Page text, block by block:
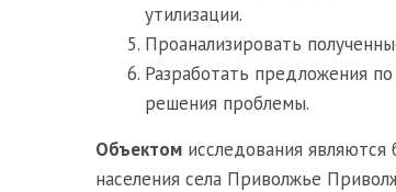
утилизации.
Проанализировать
Разработать предложения
решения проблемы.
Объектом исследования
населения села Приволжье